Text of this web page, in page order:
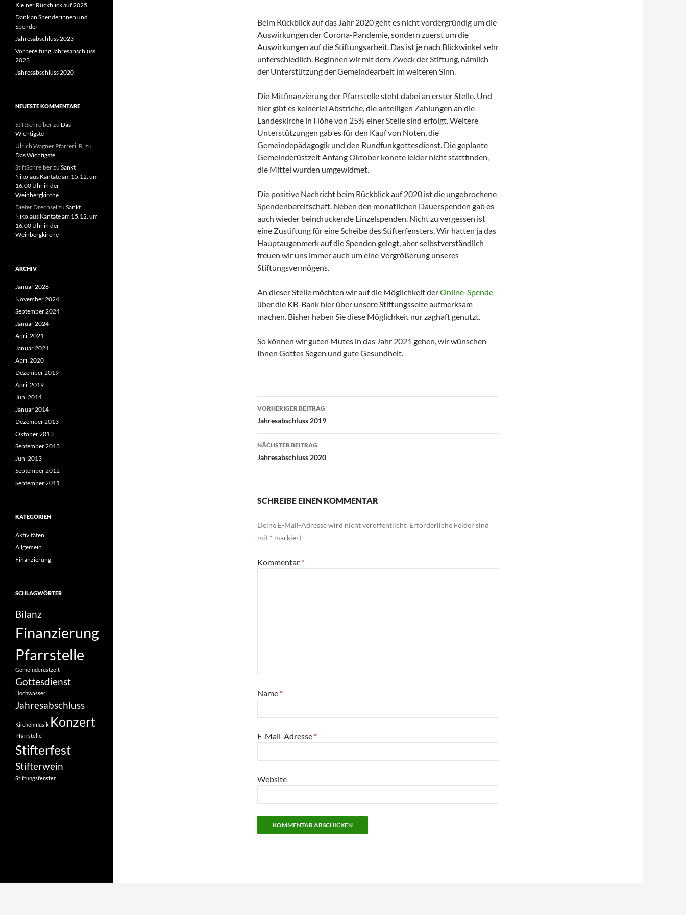
Beim Rückblick auf das Jahr 2020 geht es nicht vordergründig um die
Auswirkungen der Corona-Pandemie, sondern zuerst um die
Auswirkungen auf die Stiftungsarbeit. Das ist je nach Blickwinkel sehr
unterschiedlich. Beginnen wir mit dem Zweck der Stiftung, nämlich
der Unterstützung der Gemeindearbeit im weiteren Sinn.
Die Mitfinanzierung der Pfarrstelle steht dabei an erster Stelle. Und
hier gibt es keinerlei Abstriche, die anteiligen Zahlungen an die
Landeskirche in Höhe von 25% einer Stelle sind erfolgt. Weitere
Unterstützungen gab es für den Kauf von Noten, die
Gemeindepädagogik und den Rundfunkgottesdienst. Die geplante
Gemeinderüstzeit Anfang Oktober konnte leider nicht stattfinden,
die Mittel wurden umgewidmet.
Die positive Nachricht beim Rückblick auf 2020 ist die ungebrochene
Spendenbereitschaft. Neben den monatlichen Dauerspenden gab es
auch wieder beindruckende Einzelspenden. Nicht zu vergessen ist
eine Zustiftung für eine Scheibe des Stifterfensters. Wir hatten ja das
Hauptaugenmerk auf die Spenden gelegt, aber selbstverständlich
freuen wir uns immer auch um eine Vergrößerung unseres
Stiftungsvermögens.
An dieser Stelle möchten wir auf die Möglichkeit derOnline-Spende
über die KB-Bank hier über unsere Stiftungsseite aufmerksam
machen. Bisher haben Sie diese Möglichkeit nur zaghaft genutzt.
So können wir guten Mutes in das Jahr 2021 gehen, wir wünschen
Ihnen Gottes Segen und gute Gesundheit.
Beitragsnavigation
VORHERIGER BEITRAG
Jahresabschluss 2019
NÄCHSTER BEITRAG
Jahresabschluss 2020
SCHREIBE EINEN KOMMENTAR
Deine E-Mail-Adresse wird nicht veröffentlicht. Erforderliche Felder sind
mit * markiert
Kommentar *
Name *
E-Mail-Adresse *
Website
Kleiner Rückblick auf 2025
Dank an Spenderinnen und
Spender
Jahresabschluss 2023
Vorbereitung Jahresabschluss
2023
Jahresabschluss 2020
NEUESTE KOMMENTARE
StiftSchreiberzu Das
Wichtigste
Ulrich Wagner Pfarreri. R. zu
Das Wichtigste
StiftSchreiberzu Sankt
Nikolaus Kantate am 15.12. um
16.00 Uhr in der
Weinbergkirche
Dieter Drechsel zu Sankt
Nikolaus Kantate am 15.12. um
16.00 Uhr in der
Weinbergkirche
ARCHIV
Januar 2026
November 2024
September 2024
Januar 2024
April 2021
Januar 2021
April 2020
Dezember 2019
April 2019
Juni 2014
Januar 2014
Dezember 2013
Oktober 2013
September 2013
Juni 2013
September 2012
September 2011
KATEGORIEN
Aktivitäten
Allgemein
Finanzierung
SCHLAGWÖRTER
Bilanz
Finanzierung
Pfarrstelle
Gemeinderüstzeit
Gottesdienst
Hochwasser
Jahresabschluss
Kirchenmusik Konzert
Pfarrstelle
Stifterfest
Stifterwein
Stiftungsfenster